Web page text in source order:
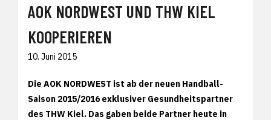
AOK NORDWEST UND THW KIEL
KOOPERIEREN
10. Juni 2015
Die AOK NORDWEST ist ab der neuen Handball-
Saison 2015/2016 exklusiver Gesundheitspartner
des THW Kiel. Das gaben beide Partner heute in